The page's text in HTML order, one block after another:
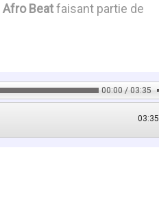
Afro Beatfaisant partie de
00:00 / 03:35
03:35